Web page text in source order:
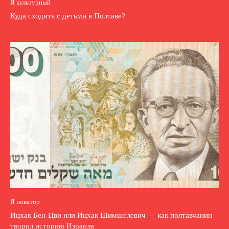
Я культурный
Куда сходить с детьми в Полтаве?
Я новатор
Ицхак Бен-Цви или Ицхак Шимшелевич — как полтавчанин
творил историю Израиля